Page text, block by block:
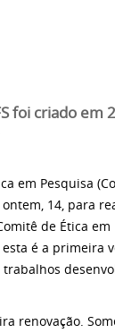
foi criado em
em Pesquisa
14, para
de Ética em
esta é a primeira
renovação.